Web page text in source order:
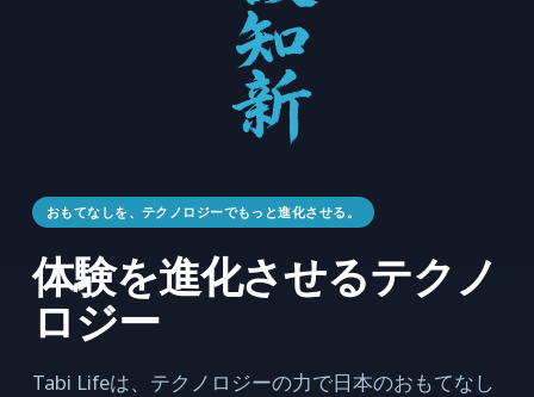
おもてなしを、テクノロジーでもっと進化させる。
体験を進化させるテクノ
ロジー
Tabi Lifeは、テクノロジーの力で日本のおもてなし